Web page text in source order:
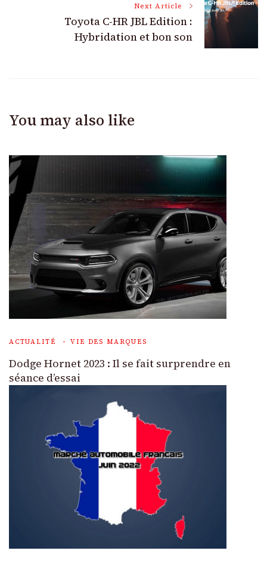
Next Article
Toyota C-HR JBL Edition :
Hybridation et bon son
You may also like
ACTUALITÉ VIE DES MARQUES
Dodge Hornet 2023 : Il se fait surprendre en
séance d’essai